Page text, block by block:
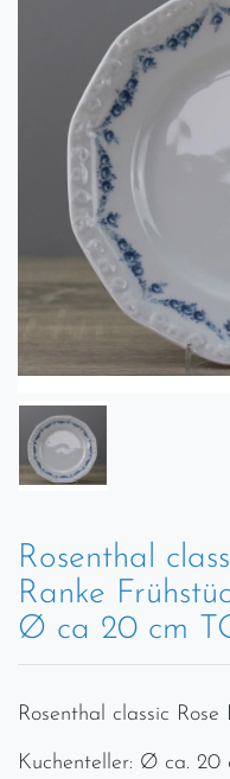
Rosenthal
Ranke
Ø ca 20 cm
Rosenthal classic Rose
Kuchenteller: Ø ca. 20